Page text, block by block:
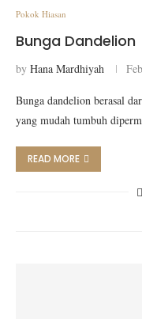
Pokok Hiasan
Bunga Dandelion
by Hana Mardhiyah
Bunga dandelion berasal
yang mudah tumbuh
READ MORE